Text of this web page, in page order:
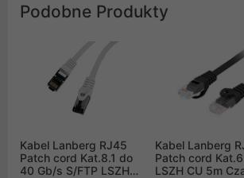
Podobne Produkty
Kabel Lanberg RJ45
Patch cord Kat.8.1 do
40 Gb/s S/FTP LSZH
Kabel Lanberg
Patch cord
LSZH CU 5m